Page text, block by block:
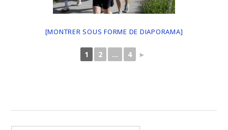
[MONTRER SOUS FORME DE DIAPORAMA]
1 2 ... 4 ►